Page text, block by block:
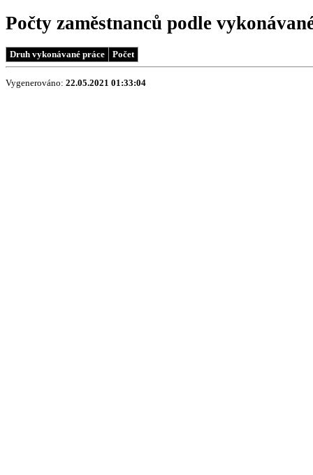
Počty zaměstnanců podle
Druh vykonávané práce Počet
Vygenerováno: 22.05.2021 01:33:04